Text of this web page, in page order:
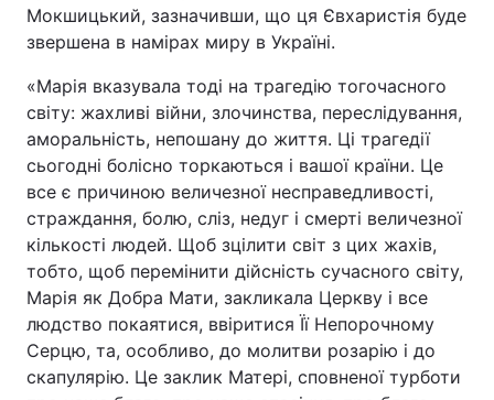
Мокшицький, зазначивши, що ця Євхаристія буде
звершена в намірах миру в Україні.
«Марія вказувала тоді на трагедію тогочасного
світу: жахливі війни, злочинства, переслідування,
аморальність, непошану до життя. Ці трагедії
сьогодні болісно торкаються і вашої країни. Це
все є причиною величезної несправедливості,
страждання, болю, сліз, недуг і смерті величезної
кількості людей. Щоб зцілити світ з цих жахів,
тобто, щоб перемінити дійсність сучасного світу,
Марія як Добра Мати, закликала Церкву і все
людство покаятися, ввіритися Її Непорочному
Серцю, та, особливо, до молитви розарію і до
скапулярію. Це заклик Матері, сповненої турботи